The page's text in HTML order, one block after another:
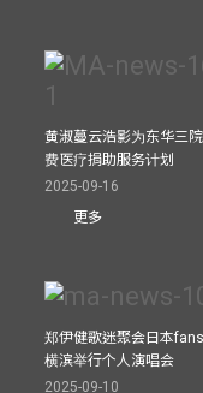
黄淑蔓云浩影为东华三
费医疗捐助服务计划
2025-09-16
更多
郑伊健歌迷聚会日本
横滨举行个人演唱会
2025-09-10